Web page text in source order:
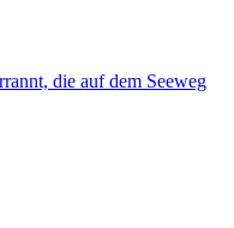
die auf dem Seeweg